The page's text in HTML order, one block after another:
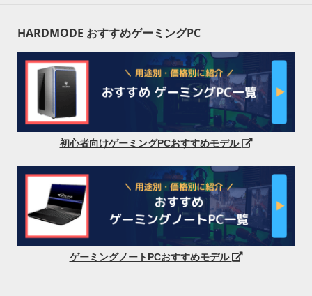
HARDMODE おすすめゲーミングPC
初心者向けゲーミングPCおすすめモデル
ゲーミングノートPCおすすめモデル